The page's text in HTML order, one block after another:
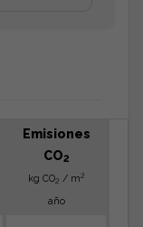
Emisiones
CO2
kg CO2 / m2
año